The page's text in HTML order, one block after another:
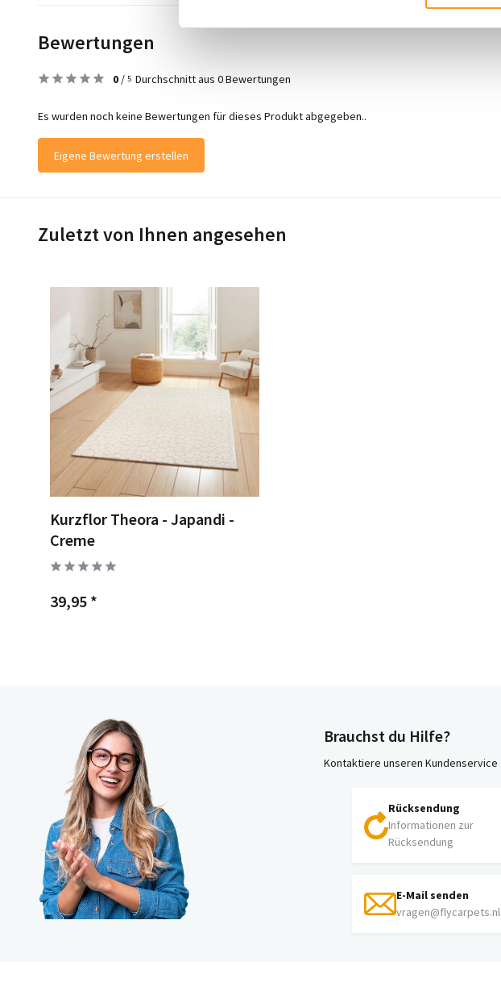
Bewertungen
0 / 5 Durchschnitt aus 0 Bewertungen
Es wurden noch keine Bewertungen für dieses Produkt abgegeben..
Eigene Bewertung erstellen
Zuletzt von Ihnen angesehen
Kurzflor Theora - Japandi -
Creme
39,95 *
Brauchst du Hilfe?
Kontaktiere unseren Kundenservice
Rücksendung
Informationen zur
Rücksendung
E-Mail senden
vragen@flycarpets.nl